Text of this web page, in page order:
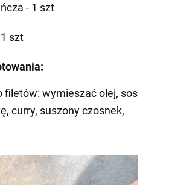
- 1 szt
szt
filetów: wymieszać olej, sos
curry, suszony czosnek,